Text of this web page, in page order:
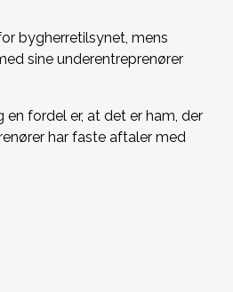
bygherretilsynet, mens
sine underentreprenører
fordel er, at det er ham, der
har faste aftaler med